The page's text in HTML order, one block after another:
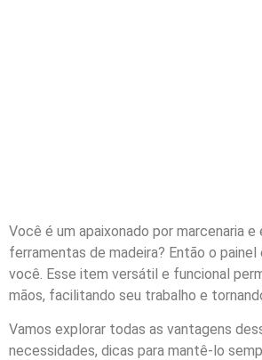
Você é um apaixonado por marcenaria
ferramentas de madeira? Então o
você. Esse item versátil e funcional
mãos, facilitando seu trabalho e
Vamos explorar todas as vantagens
necessidades, dicas para mantê-lo